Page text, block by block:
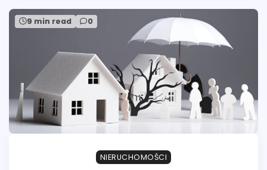
9 min read 0
NIERUCHOMOŚCI